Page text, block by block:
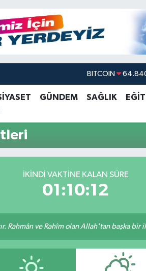
BITCOIN
DOLAR
GRAM ALTIN
GÜNDEM SAĞLIK
İKINDI VAKTINE KALAN SÜRE
01:10:11
Rahmân ve Rahîm olan Allah'tan başka bir